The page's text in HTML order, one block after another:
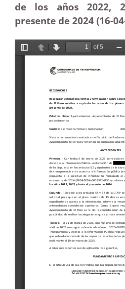
de los años 2022,
presente de 2024 (16-